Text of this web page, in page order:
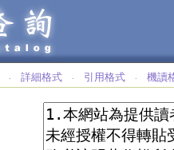
‧ 詳細格式 ‧ 引用格式 ‧ 機讀